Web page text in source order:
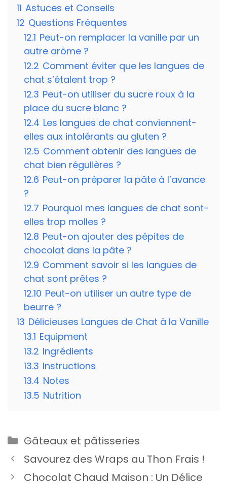
11 Astuces et Conseils
12 Questions Fréquentes
12.1 Peut-on remplacer la vanille par un
autre arôme ?
12.2 Comment éviter que les langues de
chat s’étalent trop ?
12.3 Peut-on utiliser du sucre roux à la
place du sucre blanc ?
12.4 Les langues de chat conviennent-
elles aux intolérants au gluten ?
12.5 Comment obtenir des langues de
chat bien régulières ?
12.6 Peut-on préparer la pâte à l’avance
?
12.7 Pourquoi mes langues de chat sont-
elles trop molles ?
12.8 Peut-on ajouter des pépites de
chocolat dans la pâte ?
12.9 Comment savoir si les langues de
chat sont prêtes ?
12.10 Peut-on utiliser un autre type de
beurre ?
13 Délicieuses Langues de Chat à la Vanille
13.1 Equipment
13.2 Ingrédients
13.3 Instructions
13.4 Notes
13.5 Nutrition
Catégories
Gâteaux et pâtisseries
Savourez des Wraps au Thon Frais !
Chocolat Chaud Maison : Un Délice